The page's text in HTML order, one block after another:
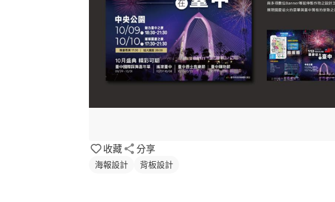
收藏 分享
海報設計 背板設計